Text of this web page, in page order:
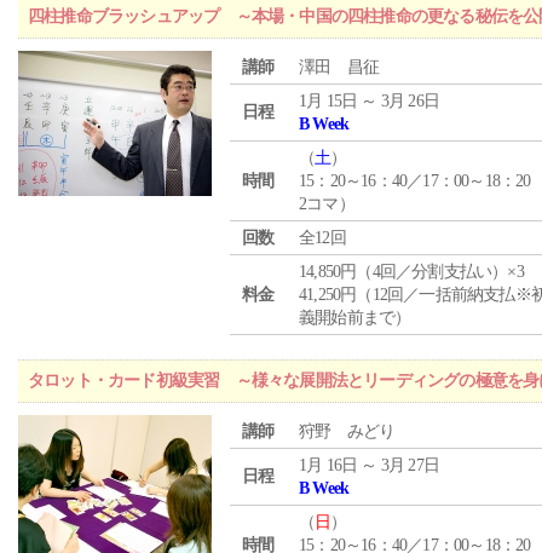
四柱推命ブラッシュアップ ～本場・中国の四柱推命の更なる秘伝を
講師 澤田 昌征
日程
1月 15日 ～ 3月 26日
B Week
時間
（土）
15：20～16：40／17：00～18：20
2コマ）
回数
全12回
料金
14,850円（4回／分割支払い）×3
41,250円（12回／一括前納支払※
義開始前まで）
タロット・カード初級実習 ～様々な展開法とリーディングの極意を身
講師 狩野 みどり
日程
1月 16日 ～ 3月 27日
B Week
時間
（ 日 ）
15：20～16：40／17：00～18：20